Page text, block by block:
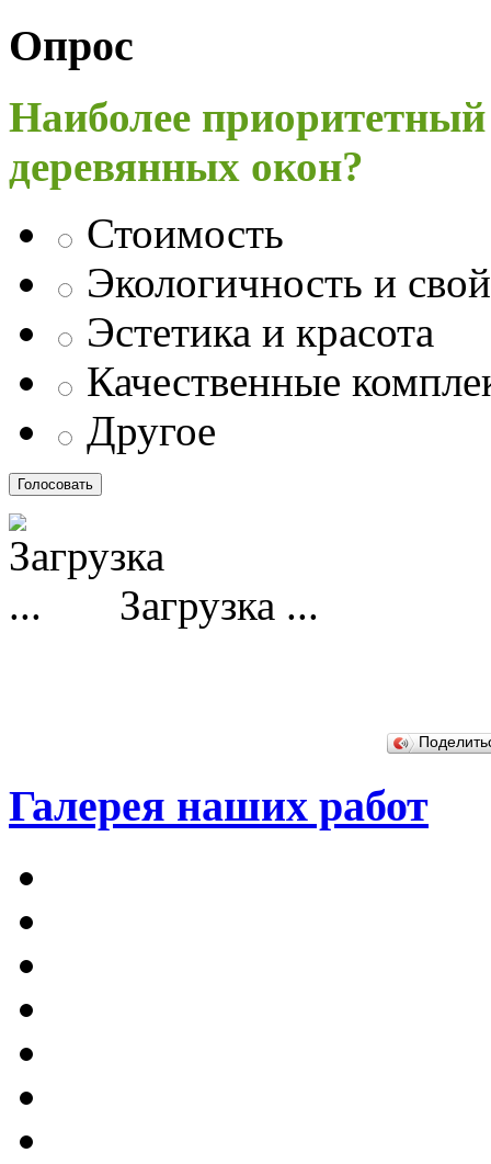
Опрос
Наиболее
деревянных окон?
Стоимость
Экологичность и
Эстетика и красота
Качественные
Другое
Загрузка ...
Галерея наших работ